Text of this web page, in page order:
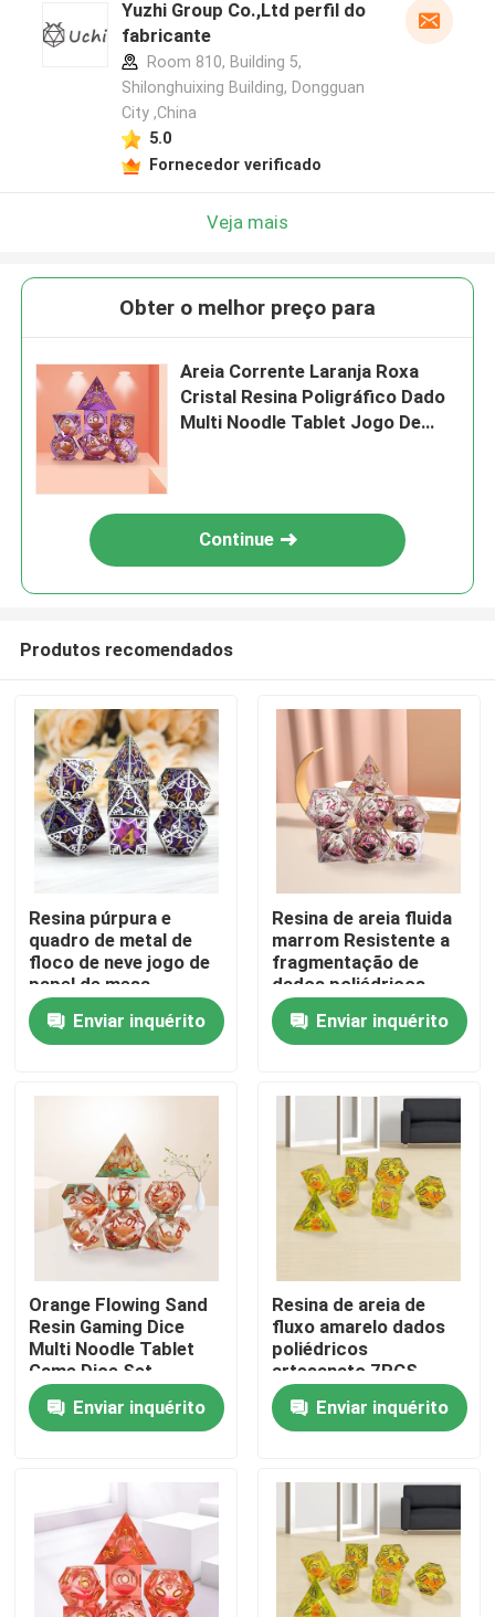
Casa
Produtos
Quem Somos
Fábrica
Controle de Qualidade
Fale Conosco
Pedir um orçamento
Grupo dos dados do RPG
Yuzhi Group Co.,Ltd perfil do
fabricante
Room 810, Building 5,
Shilonghuixing Building, Dongguan
City ,China
5.0
Fornecedor verificado
Veja mais
Obter o melhor preço para
Areia Corrente Laranja Roxa
Cristal Resina Poligráfico Dado
Multi Noodle Tablet Jogo De
Continue
Produtos recomendados
Resina púrpura e
quadro de metal de
floco de neve jogo de
papel de mesa
específico de dados
de vários lados
Enviar inquérito
Resina de areia fluida
marrom Resistente a
fragmentação de
dados poliédricos
Enviar inquérito
Orange Flowing Sand
Resin Gaming Dice
Multi Noodle Tablet
Game Dice Set
Enviar inquérito
Resina de areia de
fluxo amarelo dados
poliédricos
artesanato 7PCS
Enviar inquérito